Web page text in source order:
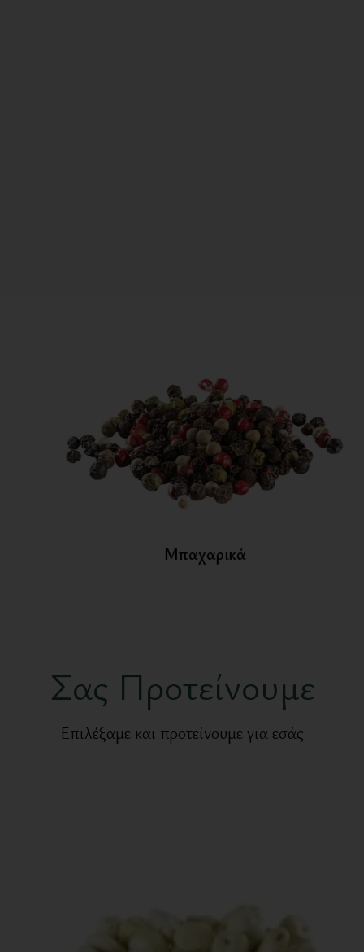
Μπαχαρικά
Σας Προτείνουμε
Επιλέξαμε και προτείνουμε για εσάς